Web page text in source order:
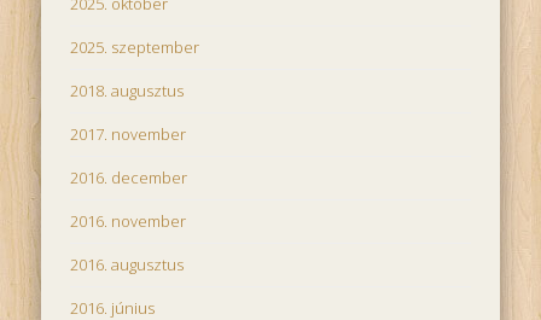
2025. szeptember
2018. augusztus
2017. november
2016. december
2016. november
2016. augusztus
2016. június